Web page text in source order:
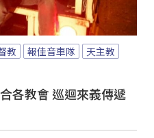
教 報佳音車隊
天主教
各教會 巡迴來義傳遞